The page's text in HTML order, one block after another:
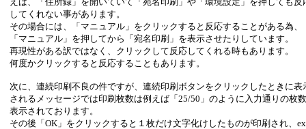
してくれない事があります。
その場合には、「マニュアル」をクリックすると反応することがある為、
「マニュアル」を押してから「宛名印刷」を表示させたりしています。
再現性がある訳ではなく、クリックして反応してくれる時もあります。
何度かクリックすると反応することもあります。
次に、連続印刷不良の件ですが、連続印刷ボタンをクリックしたときに表
されるメッセージでは印刷枚数は例えば「25/50」のように入力通りの枚
表示されております。
その後「OK」をクリックすると１枚だけ文字化けしたものが印刷され、